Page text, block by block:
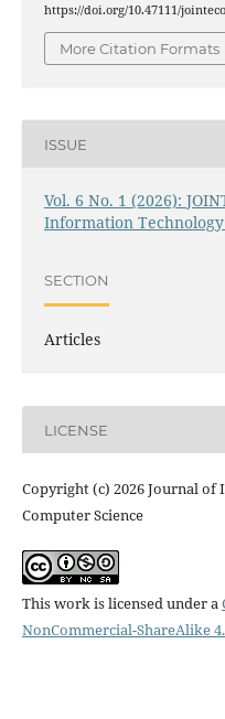
https://doi.org/10.47111/
More Citation Formats
ISSUE
Vol. 6 No. 1 (2026):
Information
SECTION
Articles
LICENSE
Copyright (c) 2026 Journal
Computer Science
This work is licensed under a
NonCommercial-ShareAlike